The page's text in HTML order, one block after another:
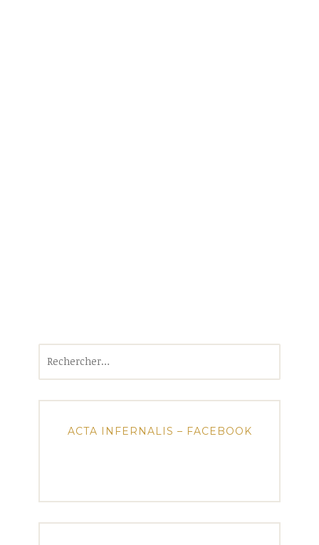
ACTA INFERNALIS – FACEBOOK